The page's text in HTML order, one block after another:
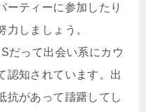
ーティーに参加したり
力しましょう。
だって出会い系にカウ
認知されています。出
抗があって躊躇してし